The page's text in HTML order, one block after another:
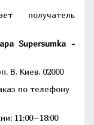
получатель
Supersumka -
В, Киев, 02000
по телефону
11:00–18:00